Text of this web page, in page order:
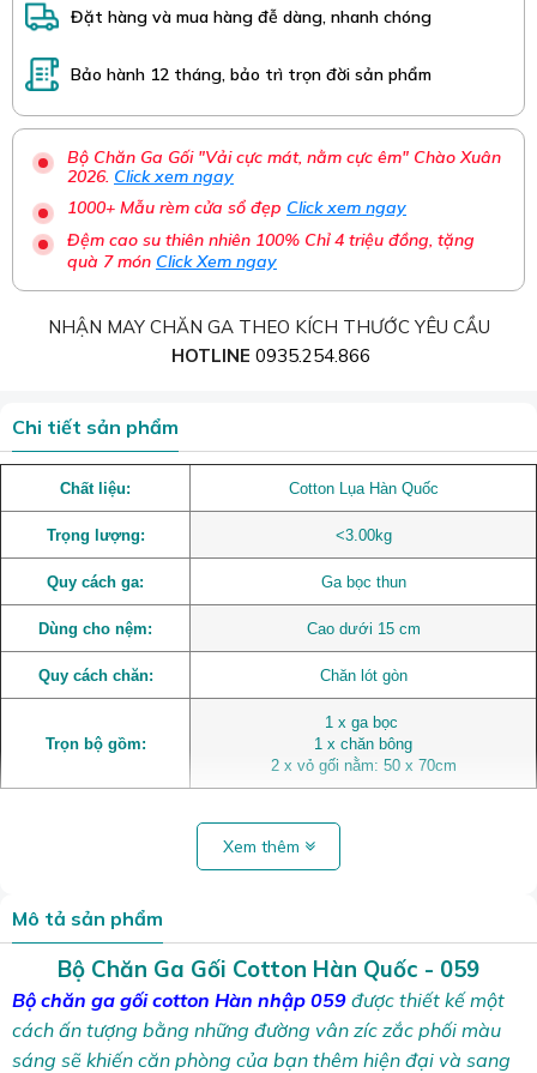
Đặt hàng và mua hàng đễ dàng, nhanh chóng
Bảo hành 12 tháng, bảo trì trọn đời sản phẩm
Bộ Chăn Ga Gối "Vải cực mát, nằm cực êm" Chào Xuân
2026. Click xem ngay
1000+ Mẫu rèm cửa sổ đẹp Click xem ngay
Đệm cao su thiên nhiên 100% Chỉ 4 triệu đồng, tặng
quà 7 món Click Xem ngay
NHẬN MAY CHĂN GA THEO KÍCH THƯỚC YÊU CẦU
HOTLINE 0935.254.866
Chi tiết sản phẩm
Chất liệu: Cotton Lụa Hàn Quốc
Trọng lượng: <3.00kg
Quy cách ga: Ga bọc thun
Dùng cho nệm: Cao dưới 15 cm
Quy cách chăn: Chăn lót gòn
Trọn bộ gồm:
1 x ga bọc
1 x chăn bông
2 x vỏ gối nằm: 50 x 70cm
Xem thêm
Mô tả sản phẩm
Bộ Chăn Ga Gối Cotton Hàn Quốc - 059
Bộ chăn ga gối cotton Hàn nhập 059 được thiết kế một
cách ấn tượng bằng những đường vân zíc zắc phối màu
sáng sẽ khiến căn phòng của bạn thêm hiện đại và sang